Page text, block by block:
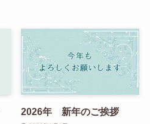
2026年 新年のご挨拶